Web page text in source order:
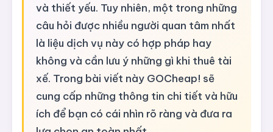
và thiết yếu. Tuy nhiên, một trong những
câu hỏi được nhiều người quan tâm nhất
là liệu dịch vụ này có hợp pháp hay
không và cần lưu ý những gì khi thuê tài
xế. Trong bài viết này GOCheap! sẽ
cung cấp những thông tin chi tiết và hữu
ích để bạn có cái nhìn rõ ràng và đưa ra